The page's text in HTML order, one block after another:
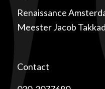
Renaissance
Meester Jacob
Contact